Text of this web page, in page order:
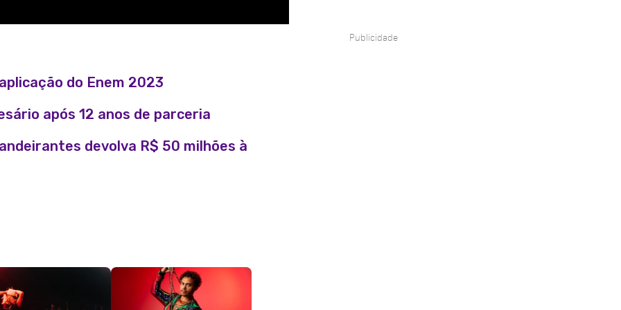
do Enem 2023
após 12 anos de parceria
devolva R$ 50 milhões à
Publicidade